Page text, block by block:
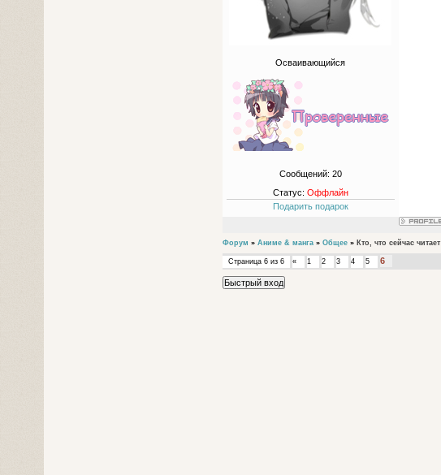
Осваивающийся
Сообщений: 20
Статус: Оффлайн
Подарить подарок
Форум » Аниме & манга » Общее » Кто, что сейчас читает
Страница 6из 6 « 1 2 3 4 5
6